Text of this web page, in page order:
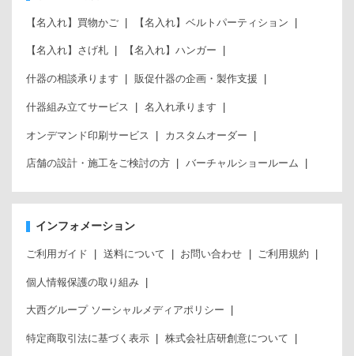
【名入れ】買物かご 【名入れ】ベルトパーティション
【名入れ】さげ札 【名入れ】ハンガー
什器の相談承ります 販促什器の企画・製作支援
什器組み立てサービス 名入れ承ります
オンデマンド印刷サービス カスタムオーダー
店舗の設計・施工をご検討の方 バーチャルショールーム
インフォメーション
ご利用ガイド 送料について お問い合わせ ご利用規約
個人情報保護の取り組み
大西グループ ソーシャルメディアポリシー
特定商取引法に基づく表示 株式会社店研創意について